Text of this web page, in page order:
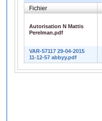
Fichier
Autorisation N Mattis
Perelman.pdf
VAR-57117 29-04-2015
11-12-57 abbyy.pdf